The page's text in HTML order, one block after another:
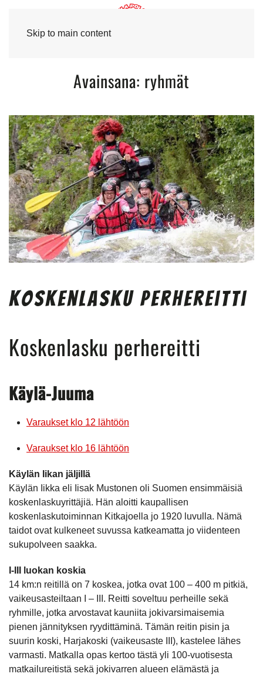
Skip to main content
Avainsana: ryhmät
Koskenlasku Perhereitti
Koskenlasku perhereitti
Käylä-Juuma
Varaukset klo 12 lähtöön
Varaukset klo 16 lähtöön
Käylän Iikan jäljillä
Käylän Iikka eli Iisak Mustonen oli Suomen ensimmäisiä
koskenlaskuyrittäjiä. Hän aloitti kaupallisen
koskenlaskutoiminnan Kitkajoella jo 1920 luvulla. Nämä
taidot ovat kulkeneet suvussa katkeamatta jo viidenteen
sukupolveen saakka.
I-III luokan koskia
14 km:n reitillä on 7 koskea, jotka ovat 100 – 400 m pitkiä,
vaikeusasteiltaan I – III. Reitti soveltuu perheille sekä
ryhmille, jotka arvostavat kauniita jokivarsimaisemia
pienen jännityksen ryydittäminä. Tämän reitin pisin ja
suurin koski, Harjakoski (vaikeusaste III), kastelee lähes
varmasti. Matkalla opas kertoo tästä yli 100-vuotisesta
matkailureitistä sekä jokivarren alueen elämästä ja